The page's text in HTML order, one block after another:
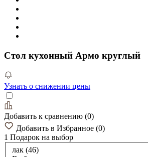
Стол кухонный Армо круглый
Узнать о снижении цены
Добавить к сравнению (0)
Добавить в Избранное (0)
1 Подарок на выбор
лак (46)